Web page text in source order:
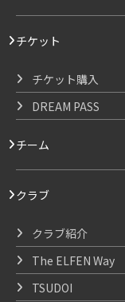
チケット
チケット購入
DREAM PASS
チーム
クラブ
クラブ紹介
The ELFEN Way
TSUDOI